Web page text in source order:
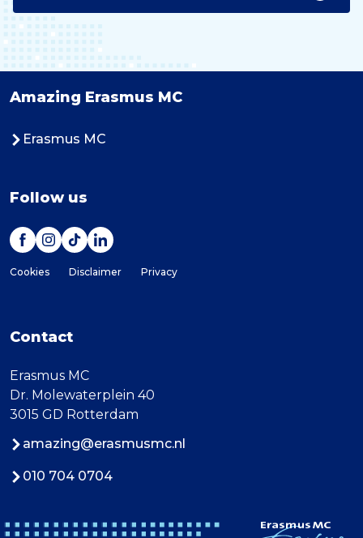
Amazing Erasmus MC
Erasmus MC
Follow us
Cookies Disclaimer Privacy
Contact
Erasmus MC
Dr. Molewaterplein 40
3015 GD Rotterdam
amazing@erasmusmc.nl
010 704 0704